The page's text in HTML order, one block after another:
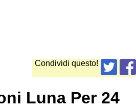
Condividi questo!
Luna Per 24